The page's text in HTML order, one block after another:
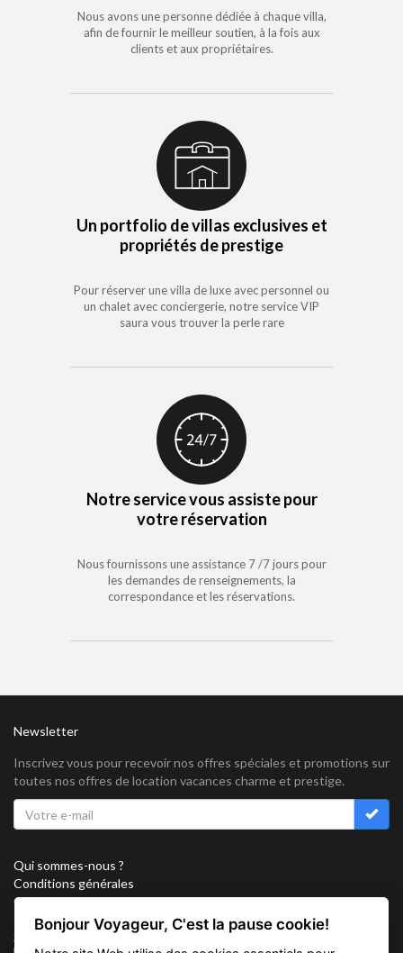
Nous avons une personne dédiée à chaque villa,
afin de fournir le meilleur soutien, à la fois aux
clients et aux propriétaires.
Un portfolio de villas exclusives et
propriétés de prestige
Pour réserver une villa de luxe avec personnel ou
un chalet avec conciergerie, notre service VIP
saura vous trouver la perle rare
Notre service vous assiste pour
votre réservation
Nous fournissons une assistance 7 /7 jours pour
les demandes de renseignements, la
correspondance et les réservations.
Newsletter
Inscrivez vous pour recevoir nos offres spéciales et promotions sur
toutes nos offres de location vacances charme et prestige.
Qui sommes-nous ?
Conditions générales
Confidentialité
Partenariat
Sitemap
Bonjour Voyageur, C'est la pause cookie!